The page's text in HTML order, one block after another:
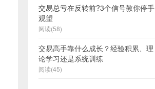
交易总亏在反转前?3个信号教你停手
观望
阅读(58)
交易高手靠什么成长？经验积累、理
论学习还是系统训练
阅读(45)